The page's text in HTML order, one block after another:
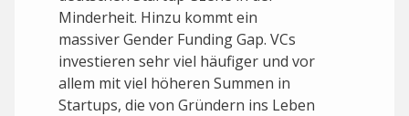
Minderheit. Hinzu kommt ein
massiver Gender Funding Gap. VCs
investieren sehr viel häufiger und vor
allem mit viel höheren Summen in
Startups, die von Gründern ins Leben